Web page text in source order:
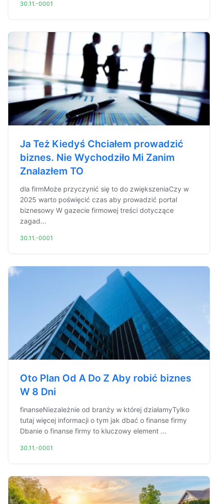
30.11.-0001
Ja Też Kiedyś Chciałem prowadzić
biznes. Nie Wychodziło Mi Zanim
Znalazłem TO
dla firmMoże przyczynić się to do zwiększeniaCzy w
2025 warto poświęcić czas aby prowadzić portal
biznesowy W gazecie firmowej treści dotyczące
zagad...
30.11.-0001
Oto Plan Od A Do Z Aby robić biznes
W 8 Dni
finanseNiezależnie od branży w której działamyTylko
tutaj więcej informacji o tym jak dbać o finanse firmy
Dbanie o finanse firmy to kluczowy element ...
30.11.-0001